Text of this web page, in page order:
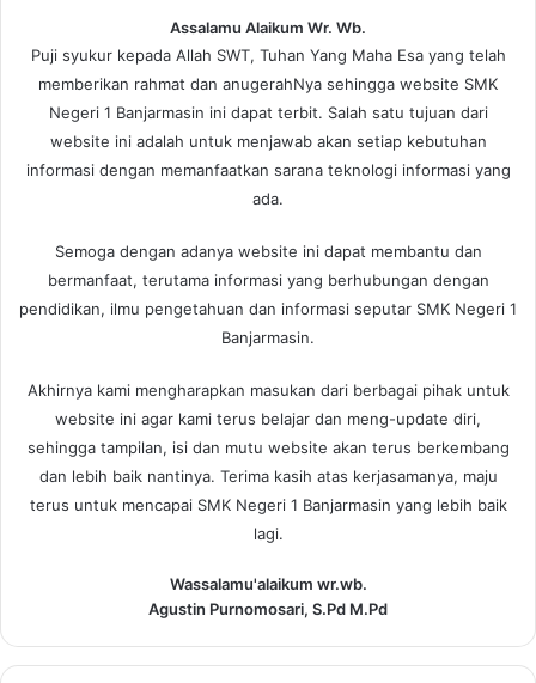
Assalamu Alaikum Wr. Wb.
Puji syukur kepada Allah SWT, Tuhan Yang Maha Esa yang telah
memberikan rahmat dan anugerahNya sehingga website SMK
Negeri 1 Banjarmasin ini dapat terbit. Salah satu tujuan dari
website ini adalah untuk menjawab akan setiap kebutuhan
informasi dengan memanfaatkan sarana teknologi informasi yang
ada.
Semoga dengan adanya website ini dapat membantu dan
bermanfaat, terutama informasi yang berhubungan dengan
pendidikan, ilmu pengetahuan dan informasi seputar SMK Negeri 1
Banjarmasin.
Akhirnya kami mengharapkan masukan dari berbagai pihak untuk
website ini agar kami terus belajar dan meng-update diri,
sehingga tampilan, isi dan mutu website akan terus berkembang
dan lebih baik nantinya. Terima kasih atas kerjasamanya, maju
terus untuk mencapai SMK Negeri 1 Banjarmasin yang lebih baik
lagi.
Wassalamu'alaikum wr.wb.
Agustin Purnomosari, S.Pd M.Pd